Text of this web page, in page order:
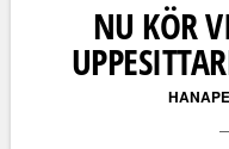
NU KÖR